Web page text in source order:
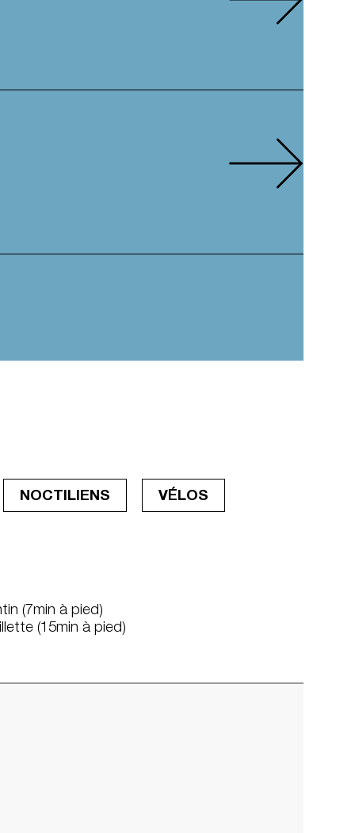
NOCTILIENS VÉLOS
(7min à pied)
(15min à pied)